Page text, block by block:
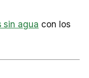
sin agua con los